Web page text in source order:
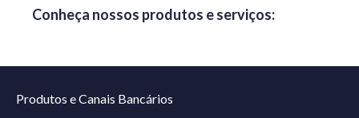
Conheça nossos produtos e serviços:
Produtos e Canais Bancários